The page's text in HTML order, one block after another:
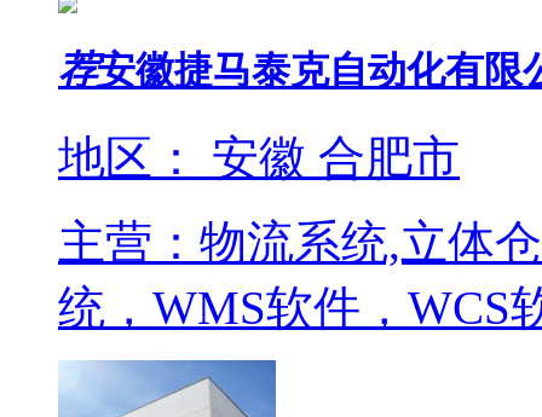
荐安徽捷马泰克自动化有限
地区： 安徽 合肥市
主营：物流系统,立体
统，WMS软件，WCS